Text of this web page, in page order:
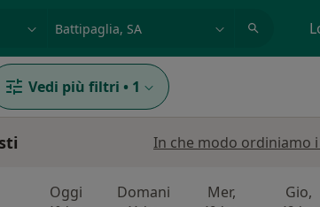
Vedi più filtri • 1
In che modo ordiniamo
Oggi Domani Mer, Gio,